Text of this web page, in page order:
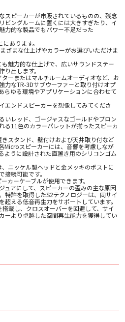
スピーカーが市販されているものの、残念
ビングルームに置くには大きすぎたり、イ
力的な製品でもパワー不足だった
あります。
ざまな仕上げやカラーがお選びいただけま
魅力的な仕上げで、広いサウンドステー
出します。
ーまたはマルチルームオーディオなど、お
力なTR-3Dサブウーファーと取り付けオプ
らゆる環境やアプリケーションに合わせて
エンドスピーカーを想像してみてくださ
いレッド、ゴージャスなゴールドやブロン
る11色のカラーパレットが揃ったスピーカ
スタンド、壁付けおよび天井取り付など
Microスピーカーには、音響を考慮しなが
ように設計された直置き用のシリコンゴム
ニッケル製ヘッドと金メッキのポストに
続可能です。
カーケーブルが使用できます。
ュアにして、スピーカーの歪みの主な原因
特許を取得したS2テクノロジーは、同サイ
える低音再生力をサポートしています。
載し、クロスオーバーを回避して、サイ
ーより卓越した空間再生能力を獲得してい
トップ使用時 120Hz ~ 18kHz
・コンパウンド